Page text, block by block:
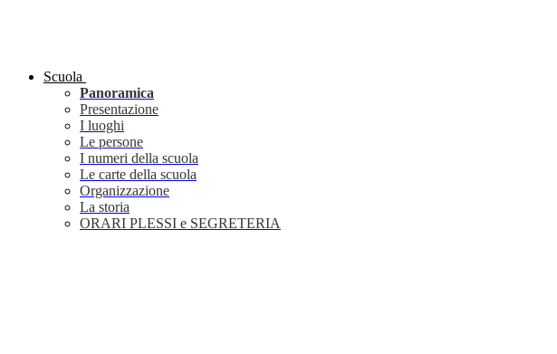
Scuola
Panoramica
Presentazione
I luoghi
Le persone
I numeri della scuola
Le carte della scuola
Organizzazione
La storia
ORARI PLESSI e SEGRETERIA